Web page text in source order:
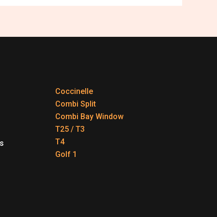
Coccinelle
Combi Split
Combi Bay Window
T25 / T3
T4
Golf 1